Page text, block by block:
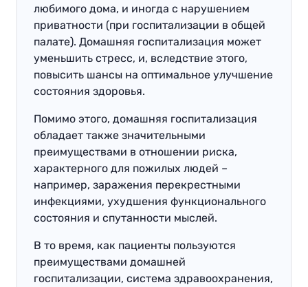
любимого дома, и иногда с нарушением
приватности (при госпитализации в общей
палате). Домашняя госпитализация может
уменьшить стресс, и, вследствие этого,
повысить шансы на оптимальное улучшение
состояния здоровья.
Помимо этого, домашняя госпитализация
обладает также значительными
преимуществами в отношении риска,
характерного для пожилых людей –
например, заражения перекрестными
инфекциями, ухудшения функционального
состояния и спутанности мыслей.
В то время, как пациенты пользуются
преимуществами домашней
госпитализации, система здравоохранения,